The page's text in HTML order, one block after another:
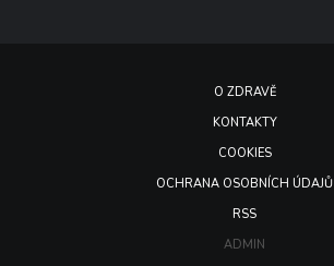
O ZDRAVĚ
KONTAKTY
COOKIES
OCHRANA OSOBNÍCH ÚDAJŮ
RSS
ADMIN